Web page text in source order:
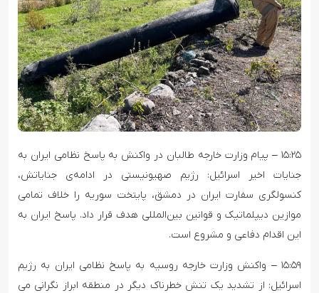
۱۵:۲۵ – پیام وزارت خارجه طالبان در واکنش به پاسخ نظامی ایران به
جنایات اخیر اسرائیل: رژیم صهیونیستی در ادامه‌ی جنایاتش،
کنسولگری سفارت ایران در دمشق، پایتخت سوریه را خلاف تمامی
موازین دیپلماتیک و قوانین بین‌المللی هدف قرار داد. پاسخ ایران به
این اقدام دفاعی و مشروع است.
۱۵:۵۹ – واکنش وزارت خارجه روسیه به پاسخ نظامی ایران به رژیم
اسرائیل: از تشدید یک تنش خطرناک دیگر در منطقه ابراز نگرانی می